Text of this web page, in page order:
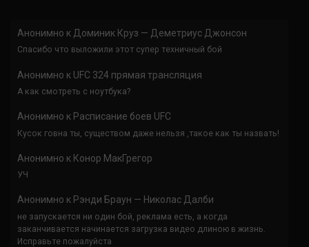
Анонимно к Доминик Круз — Деметриус Джонсон
Спасибо что выложили этот супер техничный бой
Анонимно к UFC 324 прямая трансляция
А как смотреть с ноутбука?
Анонимно к Расписание боев UFC
Кусок говна ты, существом даже нельзя ,такое как ты назвать!
Анонимно к Конор МакГрегор
УЧ
Анонимно к Рэнди Браун — Николас Далби
не запускается ни один бой, реклама есть, а когда
заканчивается начинается загрузка видео длиною в жизнь.
Исправьте пожалуйста